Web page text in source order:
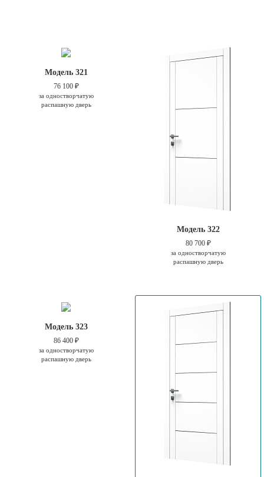
Модель 321
76 100 ₽
за одностворчатую
распашную дверь
Модель 322
80 700 ₽
за одностворчатую
распашную дверь
Модель 323
86 400 ₽
за одностворчатую
распашную дверь